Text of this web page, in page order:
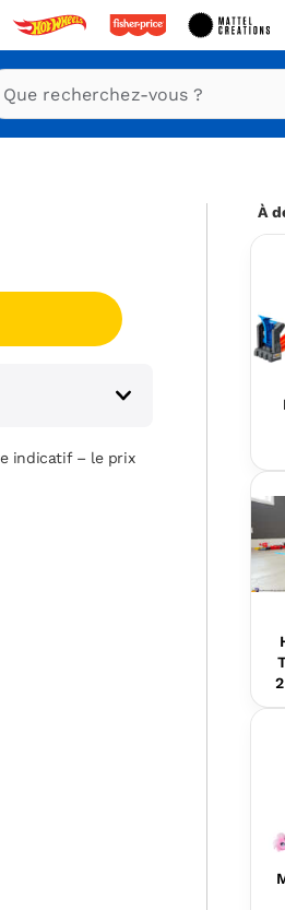
indicatif – le prix
À